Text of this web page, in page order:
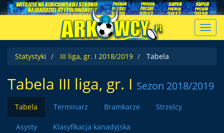
Statystyki
III liga, gr. I 2018/2019 Tabela
Tabela III liga, gr. I Sezon 2018/2019
Tabela Terminarz Bramkarze Strzelcy
Asysty Klasyfikacja kanadyjska